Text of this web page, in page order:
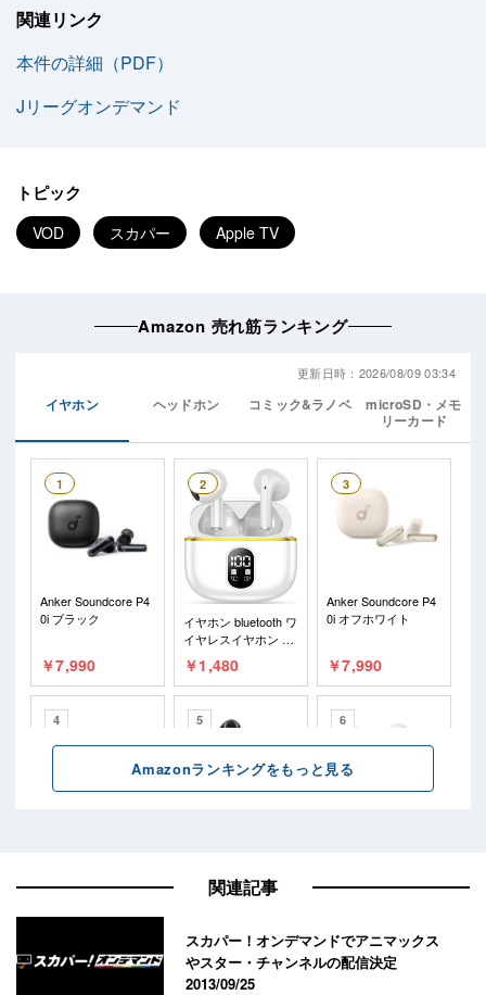
関連リンク
本件の詳細（PDF）
Jリーグオンデマンド
トピック
VOD スカパー Apple TV
関連記事
スカパー！オンデマンドでアニマックス
やスター・チャンネルの配信決定
2013/09/25